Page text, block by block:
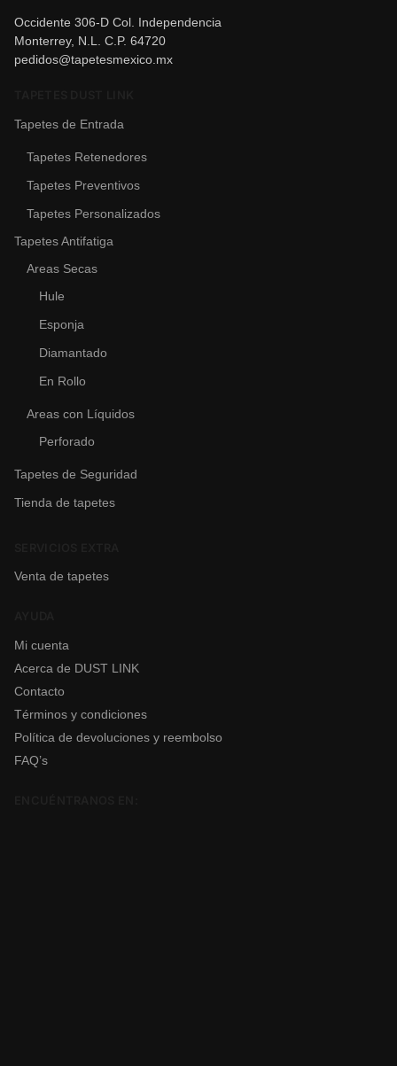
Occidente 306-D Col. Independencia
Monterrey, N.L. C.P. 64720
pedidos@tapetesmexico.mx
Tapetes de Entrada
Tapetes Retenedores
Tapetes Preventivos
Tapetes Personalizados
Tapetes Antifatiga
Areas Secas
Hule
Esponja
Diamantado
En Rollo
Areas con Líquidos
Perforado
Tapetes de Seguridad
Tienda de tapetes
Venta de tapetes
Mi cuenta
Acerca de DUST LINK
Contacto
Términos y condiciones
Política de devoluciones y reembolso
FAQ’s